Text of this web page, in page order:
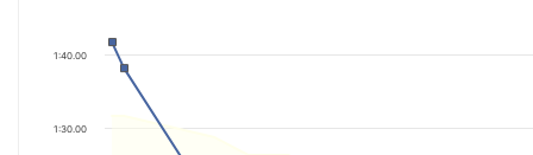
1:30.00
1:40.00